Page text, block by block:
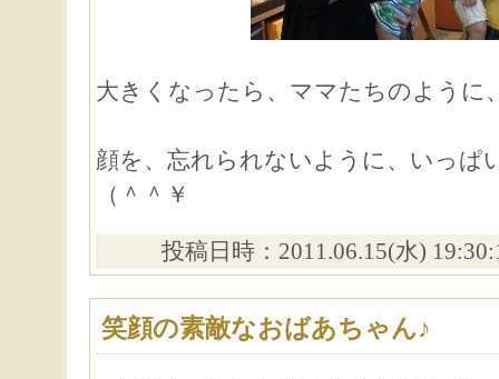
大きくなったら、ママたちのように
顔を、忘れられないように、いっぱ
（＾＾￥
投稿日時：2011.06.15(水)
笑顔の素敵なおばあちゃん♪